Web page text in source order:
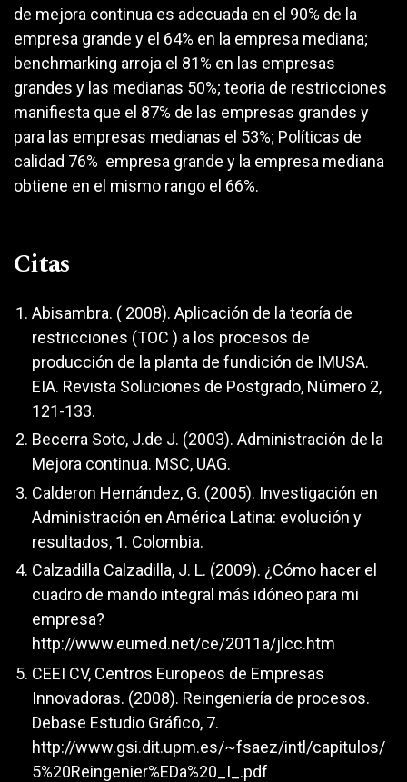
de mejora continua es adecuada en el 90% de la
empresa grande y el 64% en la empresa mediana;
benchmarking arroja el 81% en las empresas
grandes y las medianas 50%; teoria de restricciones
manifiesta que el 87% de las empresas grandes y
para las empresas medianas el 53%; Políticas de
calidad 76% empresa grande y la empresa mediana
obtiene en el mismo rango el 66%.
Citas
Abisambra. ( 2008). Aplicación de la teoría de
restricciones (TOC ) a los procesos de
producción de la planta de fundición de IMUSA.
EIA. Revista Soluciones de Postgrado, Número 2,
121-133.
Becerra Soto, J.de J. (2003). Administración de la
Mejora continua. MSC, UAG.
Calderon Hernández, G. (2005). Investigación en
Administración en América Latina: evolución y
resultados, 1. Colombia.
Calzadilla Calzadilla, J. L. (2009). ¿Cómo hacer el
cuadro de mando integral más idóneo para mi
empresa?
http://www.eumed.net/ce/2011a/jlcc.htm
CEEI CV, Centros Europeos de Empresas
Innovadoras. (2008). Reingeniería de procesos.
Debase Estudio Gráfico, 7.
http://www.gsi.dit.upm.es/~fsaez/intl/capitulos/
5%20Reingenier%EDa%20_I_.pdf